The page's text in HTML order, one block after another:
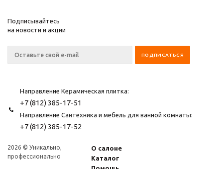
Подписывайтесь
на новости и акции
Направление Керамическая плитка:
+7 (812) 385-17-51
Направление Сантехника и мебель для ванной комнаты:
+7 (812) 385-17-52
2026 © Уникально,
профессионально
О салоне
Каталог